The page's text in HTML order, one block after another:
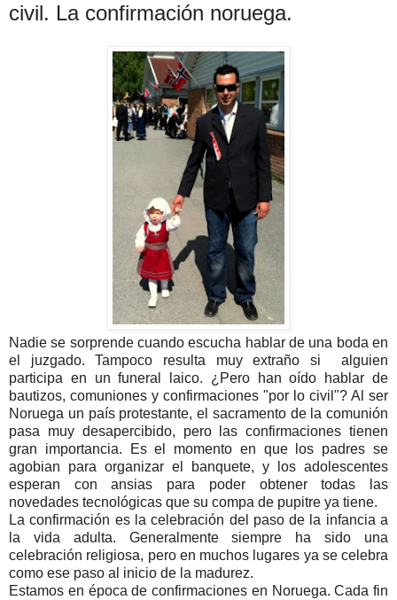
civil. La confirmación noruega.
Nadie se sorprende cuando escucha hablar de una boda en
el juzgado. Tampoco resulta muy extraño si alguien
participa en un funeral laico. ¿Pero han oído hablar de
bautizos, comuniones y confirmaciones "por lo civil"? Al ser
Noruega un país protestante, el sacramento de la comunión
pasa muy desapercibido, pero las confirmaciones tienen
gran importancia. Es el momento en que los padres se
agobian para organizar el banquete, y los adolescentes
esperan con ansias para poder obtener todas las
novedades tecnológicas que su compa de pupitre ya tiene.
La confirmación es la celebración del paso de la infancia a
la vida adulta. Generalmente siempre ha sido una
celebración religiosa, pero en muchos lugares ya se celebra
como ese paso al inicio de la madurez.
Estamos en época de confirmaciones en Noruega. Cada fin